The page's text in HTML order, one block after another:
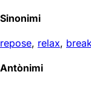
Sinonimi
repose, relax,
Antònimi